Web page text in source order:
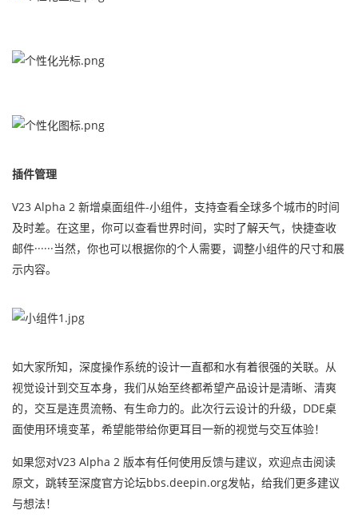
插件管理
V23 Alpha 2 新增桌面组件-小组件，支持查看全球多个城市的时间
及时差。在这里，你可以查看世界时间，实时了解天气，快捷查收
邮件······当然，你也可以根据你的个人需要，调整小组件的尺寸和展
示内容。
如大家所知，深度操作系统的设计一直都和水有着很强的关联。从
视觉设计到交互本身，我们从始至终都希望产品设计是清晰、清爽
的，交互是连贯流畅、有生命力的。此次行云设计的升级，DDE桌
面使用环境变革，希望能带给你更耳目一新的视觉与交互体验！
如果您对V23 Alpha 2 版本有任何使用反馈与建议，欢迎点击阅读
原文，跳转至深度官方论坛bbs.deepin.org发帖，给我们更多建议
与想法！